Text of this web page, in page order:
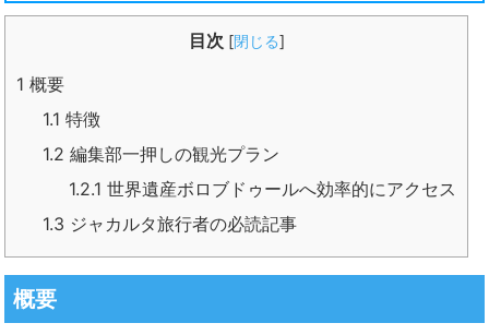
目次 [閉じる]
1 概要
1.1 特徴
1.2 編集部一押しの観光プラン
1.2.1 世界遺産ボロブドゥールへ効率的にアクセス
1.3 ジャカルタ旅行者の必読記事
概要